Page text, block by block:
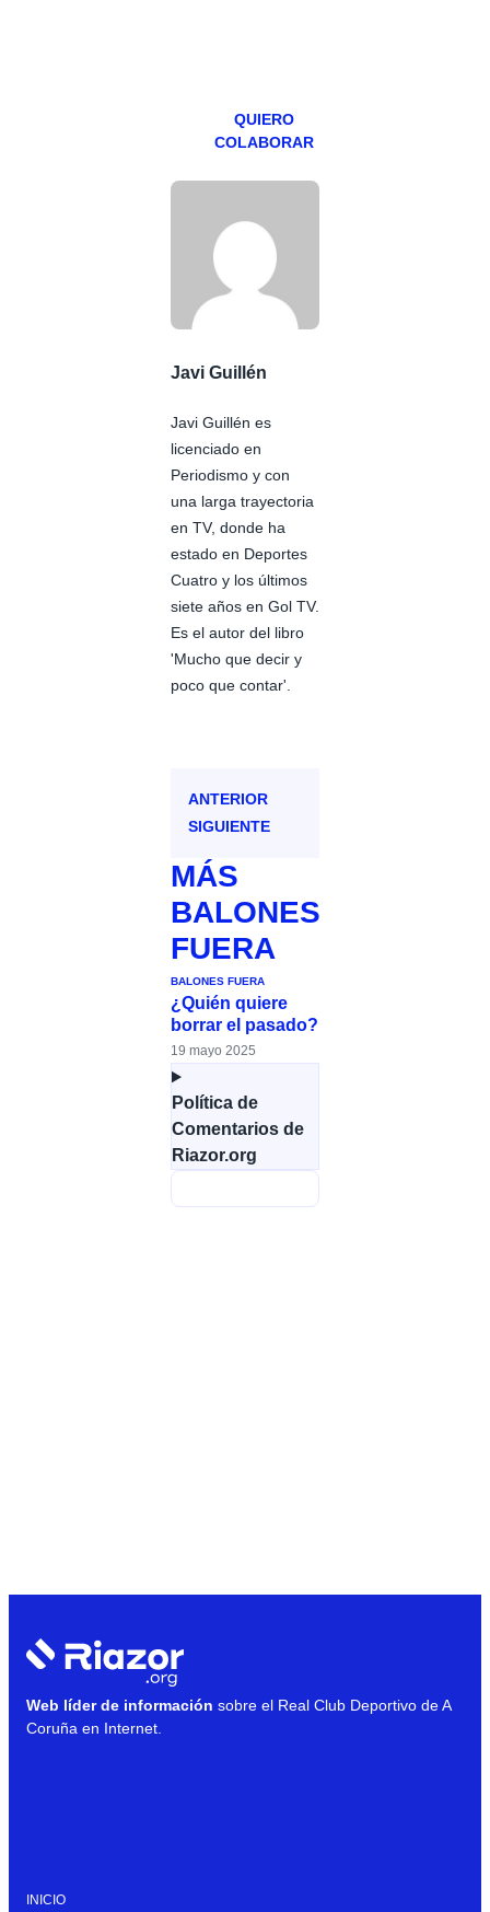
QUIERO
COLABORAR
Javi Guillén
Javi Guillén es
licenciado en
Periodismo y con
una larga trayectoria
en TV, donde ha
estado en Deportes
Cuatro y los últimos
siete años en Gol TV.
Es el autor del libro
'Mucho que decir y
poco que contar'.
ANTERIOR
SIGUIENTE
MÁS
BALONES
FUERA
BALONES FUERA
¿Quién quiere
borrar el pasado?
19 mayo 2025
Política de
Comentarios de
Riazor.org
Web líder de información sobre el Real Club Deportivo de A
Coruña en Internet.
INICIO